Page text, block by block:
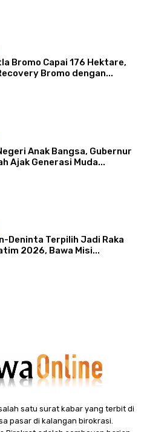
Bromo Capai 176 Hektare,
Bromo dengan...
Anak Bangsa, Gubernur
Ajak Generasi Muda...
Deninta Terpilih Jadi Raka
2026, Bawa Misi...
satu surat kabar yang terbit di
pasar di kalangan birokrasi.